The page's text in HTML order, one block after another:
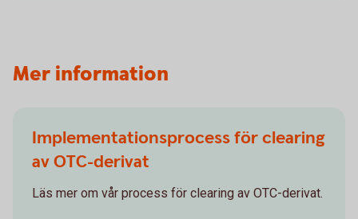
Mer information
Implementationsprocess för clearing
av OTC-derivat
Läs mer om vår process för clearing av OTC-derivat.